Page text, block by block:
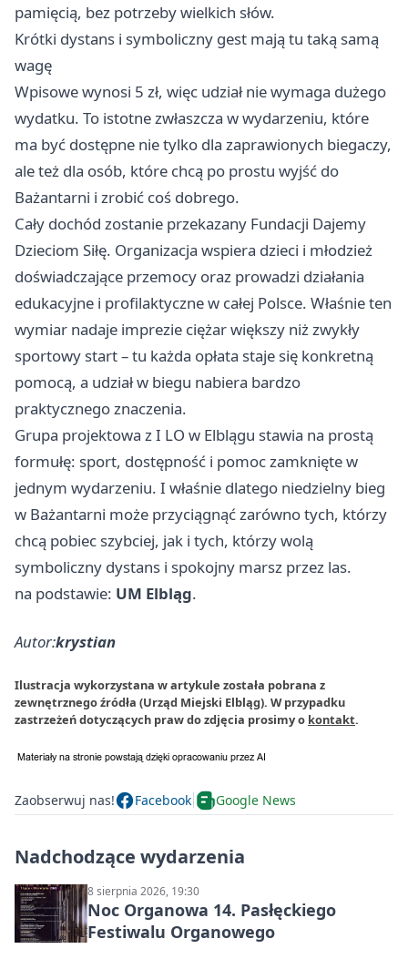
pamięcią, bez potrzeby wielkich słów.
Krótki dystans i symboliczny gest mają tu taką samą
wagę
Wpisowe wynosi 5 zł, więc udział nie wymaga dużego
wydatku. To istotne zwłaszcza w wydarzeniu, które
ma być dostępne nie tylko dla zaprawionych biegaczy,
ale też dla osób, które chcą po prostu wyjść do
Bażantarni i zrobić coś dobrego.
Cały dochód zostanie przekazany Fundacji Dajemy
Dzieciom Siłę. Organizacja wspiera dzieci i młodzież
doświadczające przemocy oraz prowadzi działania
edukacyjne i profilaktyczne w całej Polsce. Właśnie ten
wymiar nadaje imprezie ciężar większy niż zwykły
sportowy start – tu każda opłata staje się konkretną
pomocą, a udział w biegu nabiera bardzo
praktycznego znaczenia.
Grupa projektowa z I LO w Elblągu stawia na prostą
formułę: sport, dostępność i pomoc zamknięte w
jednym wydarzeniu. I właśnie dlatego niedzielny bieg
w Bażantarni może przyciągnąć zarówno tych, którzy
chcą pobiec szybciej, jak i tych, którzy wolą
symboliczny dystans i spokojny marsz przez las.
na podstawie: UM Elbląg.
Autor:krystian
Ilustracja wykorzystana w artykule została pobrana z
zewnętrznego źródła (Urząd Miejski Elbląg). W przypadku
zastrzeżeń dotyczących praw do zdjęcia prosimy o kontakt.
Zaobserwuj nas! Facebook Google News
Nadchodzące wydarzenia
8 sierpnia 2026, 19:30
Noc Organowa 14. Pasłęckiego
Festiwalu Organowego